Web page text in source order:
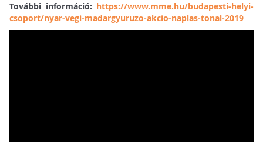
További információ: https://www.mme.hu/budapesti-helyi-
csoport/nyar-vegi-madargyuruzo-akcio-naplas-tonal-2019